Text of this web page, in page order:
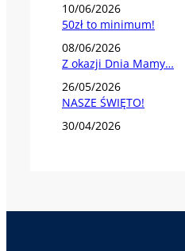
10/06/2026
50zł to minimum!
08/06/2026
Z okazji Dnia Mamy…
26/05/2026
NASZE ŚWIĘTO!
30/04/2026